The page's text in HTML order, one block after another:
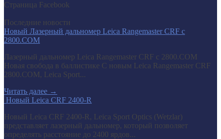
Страница Facebook
Последние новости
Новый Лазерный дальномер Leica Rangemaster CRF с
2800.COM
Лазерный дальномер Leica Rangemaster CRF с 2800.COM
Новая свобода в баллистике С новым Leica Rangemaster CRF
2800.COM, Leica Sport...
Читать далее →
​ Новый Leica CRF 2400-R
Новый Leica CRF 2400-R, Leica Sport Optics (Wetzlar)
представляет лазерный дальномер, который позволяет
определять расстояние до 2400 ярдов...